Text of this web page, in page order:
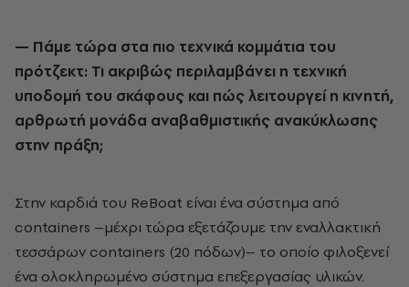
— Πάμε τώρα στα πιο τεχνικά κομμάτια του
πρότζεκτ: Τι ακριβώς περιλαμβάνει η τεχνική
υποδομή του σκάφους και πώς λειτουργεί η κινητή,
αρθρωτή μονάδα αναβαθμιστικής ανακύκλωσης
στην πράξη;
Στην καρδιά του ReBoat είναι ένα σύστημα από
containers –μέχρι τώρα εξετάζουμε την εναλλακτική
τεσσάρων containers (20 πόδων)– το οποίο φιλοξενεί
ένα ολοκληρωμένο σύστημα επεξεργασίας υλικών.